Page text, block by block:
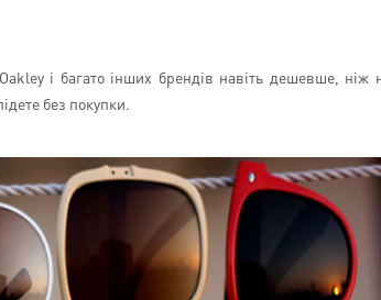
і багато інших брендів навіть дешевше, ніж
без покупки.